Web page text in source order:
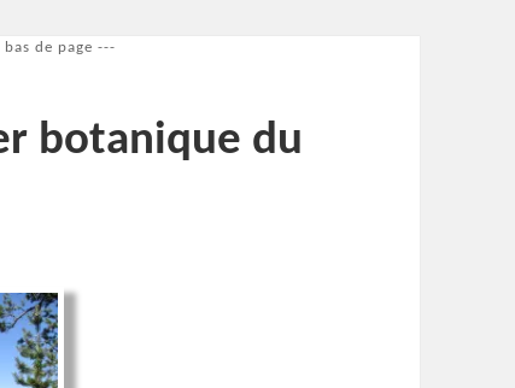
de page ---
botanique du